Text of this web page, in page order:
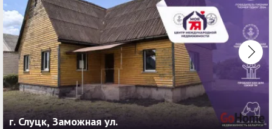
г. Слуцк, Заможная ул.